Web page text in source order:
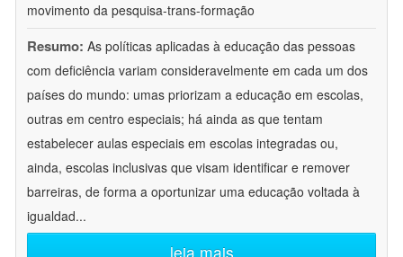
movimento da pesquisa-trans-formação
Resumo: As políticas aplicadas à educação das pessoas
com deficiência variam consideravelmente em cada um dos
países do mundo: umas priorizam a educação em escolas,
outras em centro especiais; há ainda as que tentam
estabelecer aulas especiais em escolas integradas ou,
ainda, escolas inclusivas que visam identificar e remover
barreiras, de forma a oportunizar uma educação voltada à
igualdad...
leia mais